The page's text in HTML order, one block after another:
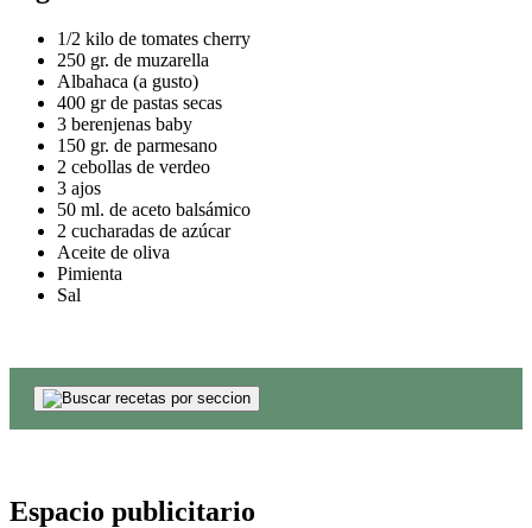
1/2 kilo de tomates cherry
250 gr. de muzarella
Albahaca (a gusto)
400 gr de pastas secas
3 berenjenas baby
150 gr. de parmesano
2 cebollas de verdeo
3 ajos
50 ml. de aceto balsámico
2 cucharadas de azúcar
Aceite de oliva
Pimienta
Sal
Espacio publicitario